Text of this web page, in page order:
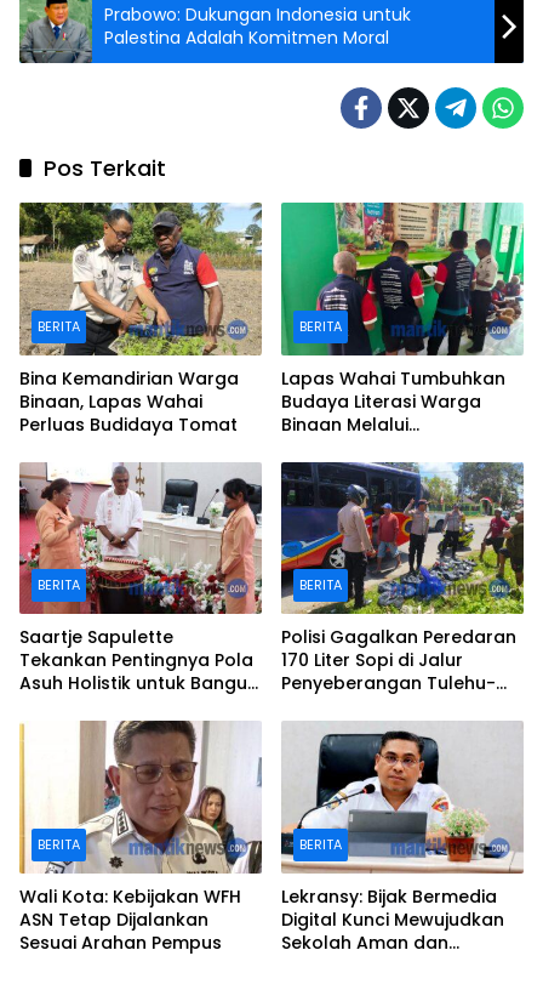
Prabowo: Dukungan Indonesia untuk
Palestina Adalah Komitmen Moral
Pos Terkait
BERITA
Bina Kemandirian Warga
Binaan, Lapas Wahai
Perluas Budidaya Tomat
BERITA
Lapas Wahai Tumbuhkan
Budaya Literasi Warga
Binaan Melalui
BERITA
Saartje Sapulette
Tekankan Pentingnya Pola
Asuh Holistik untuk Bangun
BERITA
Polisi Gagalkan Peredaran
170 Liter Sopi di Jalur
Penyeberangan Tulehu-
BERITA
Wali Kota: Kebijakan WFH
ASN Tetap Dijalankan
Sesuai Arahan Pempus
BERITA
Lekransy: Bijak Bermedia
Digital Kunci Mewujudkan
Sekolah Aman dan